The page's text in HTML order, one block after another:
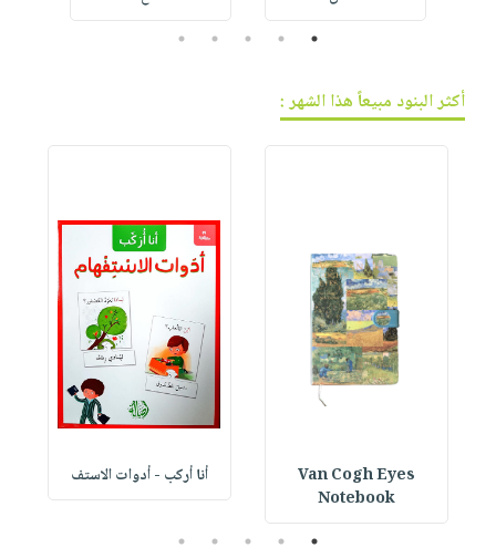
1
2
3
4
5
أكثر البنود مبيعاً هذا الشهر :
Van Cogh Eyes
Notebook
أنا أركب - أدوات الاستف
1
2
3
4
5